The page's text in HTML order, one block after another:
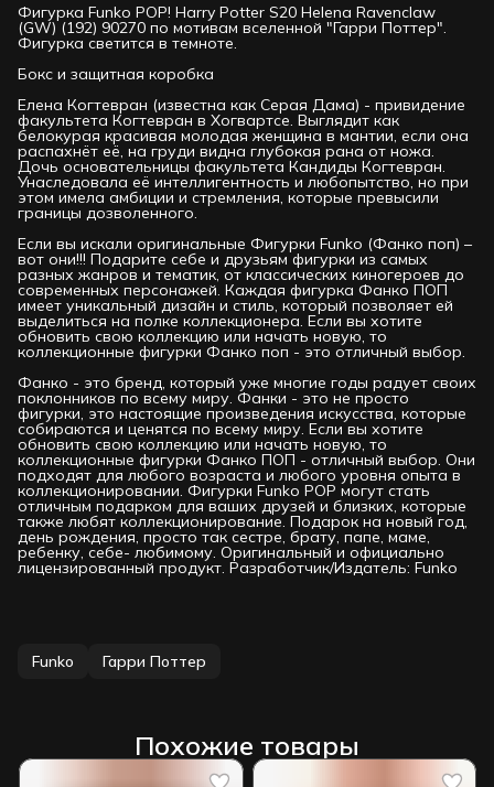
Фигурка Funko POP! Harry Potter S20 Helena Ravenclaw
(GW) (192) 90270 по мотивам вселенной "Гарри Поттер".
Фигурка светится в темноте.
Бокс и защитная коробка
Елена Когтевран (известна как Серая Дама) - привидение
факультета Когтевран в Хогвартсе. Выглядит как
белокурая красивая молодая женщина в мантии, если она
распахнёт её, на груди видна глубокая рана от ножа.
Дочь основательницы факультета Кандиды Когтевран.
Унаследовала её интеллигентность и любопытство, но при
этом имела амбиции и стремления, которые превысили
границы дозволенного.
Если вы искали оригинальные Фигурки Funko (Фанко поп) –
вот они!!! Подарите себе и друзьям фигурки из самых
разных жанров и тематик, от классических киногероев до
современных персонажей. Каждая фигурка Фанко ПОП
имеет уникальный дизайн и стиль, который позволяет ей
выделиться на полке коллекционера. Если вы хотите
обновить свою коллекцию или начать новую, то
коллекционные фигурки Фанко поп - это отличный выбор.
Фанко - это бренд, который уже многие годы радует своих
поклонников по всему миру. Фанки - это не просто
фигурки, это настоящие произведения искусства, которые
собираются и ценятся по всему миру. Если вы хотите
обновить свою коллекцию или начать новую, то
коллекционные фигурки Фанко ПОП - отличный выбор. Они
подходят для любого возраста и любого уровня опыта в
коллекционировании. Фигурки Funko РОР могут стать
отличным подарком для ваших друзей и близких, которые
также любят коллекционирование. Подарок на новый год,
день рождения, просто так сестре, брату, папе, маме,
ребенку, себе- любимому. Оригинальный и официально
лицензированный продукт. Разработчик/Издатель: Funko
Funko Гарри Поттер
Похожие товары